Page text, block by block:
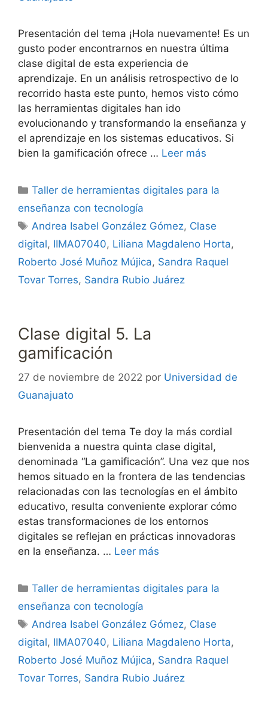
Presentación del tema ¡Hola nuevamente! Es un
gusto poder encontrarnos en nuestra última
clase digital de esta experiencia de
aprendizaje. En un análisis retrospectivo de lo
recorrido hasta este punto, hemos visto cómo
las herramientas digitales han ido
evolucionando y transformando la enseñanza y
el aprendizaje en los sistemas educativos. Si
bien la gamificación ofrece … Leer más
Categorías
Taller de herramientas digitales para la
enseñanza con tecnología
Etiquetas
Andrea Isabel González Gómez, Clase
digital, IIMA07040, Liliana Magdaleno Horta,
Roberto José Muñoz Mújica, Sandra Raquel
Tovar Torres, Sandra Rubio Juárez
Clase digital 5. La
gamificación
27 de noviembre de 2022 por Universidad de
Guanajuato
Presentación del tema Te doy la más cordial
bienvenida a nuestra quinta clase digital,
denominada “La gamificación”. Una vez que nos
hemos situado en la frontera de las tendencias
relacionadas con las tecnologías en el ámbito
educativo, resulta conveniente explorar cómo
estas transformaciones de los entornos
digitales se reflejan en prácticas innovadoras
en la enseñanza. … Leer más
Categorías
Taller de herramientas digitales para la
enseñanza con tecnología
Etiquetas
Andrea Isabel González Gómez, Clase
digital, IIMA07040, Liliana Magdaleno Horta,
Roberto José Muñoz Mújica, Sandra Raquel
Tovar Torres, Sandra Rubio Juárez